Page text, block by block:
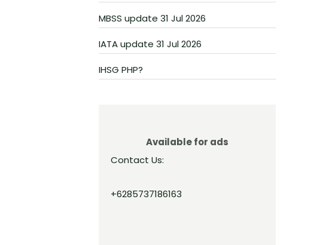
MBSS update 31 Jul 2026
IATA update 31 Jul 2026
IHSG PHP?
Available for ads
Contact Us:
+6285737186163